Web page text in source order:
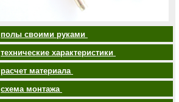
полы своими руками
технические характеристики
расчет материала
схема монтажа